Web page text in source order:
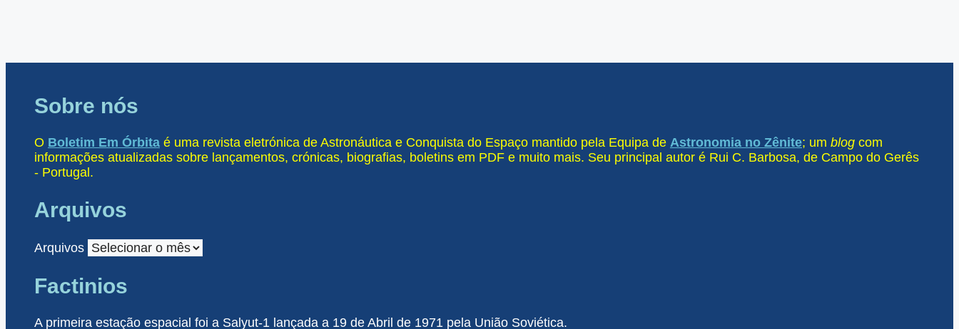
Sobre nós
O Boletim Em Órbita é uma revista eletrónica de Astronáutica e Conquista do Espaço mantido pela Equipa de Astronomia no Zênite; um blog com
informações atualizadas sobre lançamentos, crónicas, biografias, boletins em PDF e muito mais. Seu principal autor é Rui C. Barbosa, de Campo do Gerês
- Portugal.
Arquivos
Arquivos
Factinios
A primeira estação espacial foi a Salyut-1 lançada a 19 de Abril de 1971 pela União Soviética.